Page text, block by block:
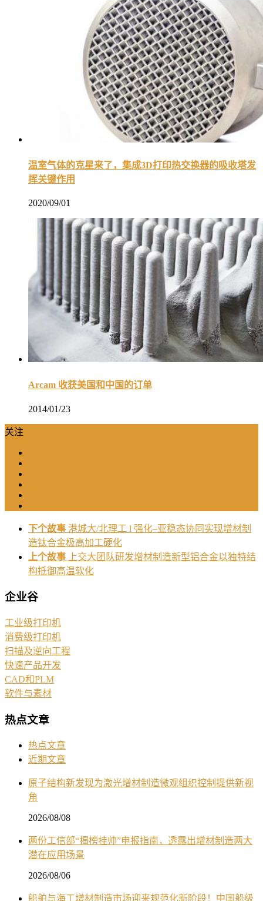
温室气体的克星来了，集成3D打印热交换器的吸收塔发
挥关键作用
2020/09/01
Arcam 收获美国和中国的订单
2014/01/23
关注
下个故事 港城大/北理工 l 强化–亚稳态协同实现增材制
造钛合金极高加工硬化
上个故事
上交大团队研发增材制造新型铝合金以独特结
构抵御高温软化
企业谷
工业级打印机
消费级打印机
扫描及逆向工程
快速产品开发
CAD和PLM
软件与素材
热点文章
热点文章
近期文章
原子结构新发现为激光增材制造微观组织控制提供新视
角
2026/08/08
两份工信部“揭榜挂帅”申报指南，透露出增材制造两大
潜在应用场景
2026/08/06
船舶与海工增材制造市场迎来规范化新阶段！中国船级